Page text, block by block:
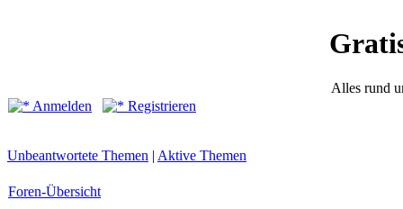
Alles rund
Anmelden
Registrieren
Unbeantwortete Themen | Aktive Themen
Foren-Übersicht